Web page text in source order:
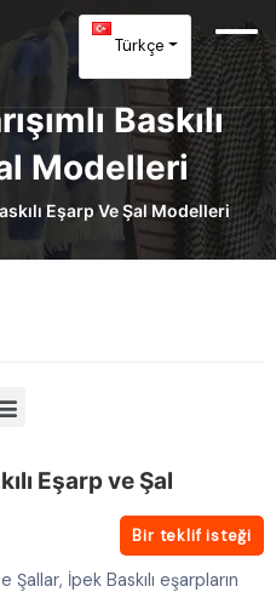
Türkçe
Baskılı
Modelleri
Eşarp Ve Şal Modelleri
Eşarp ve Şal
Bir teklif isteği
Şallar, İpek Baskılı eşarpların